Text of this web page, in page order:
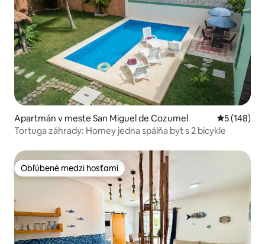
Apartmán v meste San Miguel de Cozumel Priemerné
5 (148)
Tortuga záhrady: Homey jedna spálňa byt s 2 bicykle
Obľúbené medzi hosťami
Obľúbené medzi hosťami